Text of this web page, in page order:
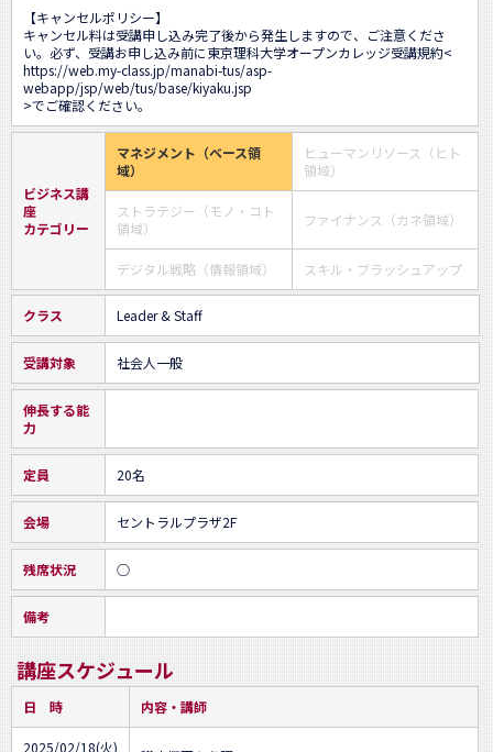
【キャンセルポリシー】
キャンセル料は受講申し込み完了後から発生しますので、ご注意くださ
い。必ず、受講お申し込み前に東京理科大学オープンカレッジ受講規約<
https://web.my-class.jp/manabi-tus/asp-
webapp/jsp/web/tus/base/kiyaku.jsp
>でご確認ください。
ビジネス講
座
カテゴリー
マネジメント（ベース領
域）
ヒューマンリソース（ヒト
領域）
ストラテジー（モノ・コト
領域）
ファイナンス（カネ領域）
デジタル戦略（情報領域） スキル・ブラッシュアップ
クラス Leader & Staff
受講対象 社会人一般
伸長する能
力
定員 20名
会場 セントラルプラザ2F
残席状況 ○
備考
講座スケジュール
日 時 内容・講師
2025/02/18(火)